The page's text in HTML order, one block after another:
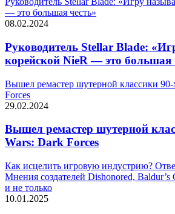
— это большая честь»
08.02.2024
Руководитель Stellar Blade:
корейской NieR — это большая
Вышел ремастер шутерной классики
Forces
29.02.2024
Вышел ремастер шутерной
Wars: Dark Forces
Как исцелить игровую индустрию?
Мнения создателей Dishonored,
и не только
10.01.2025